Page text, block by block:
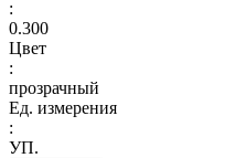
:
0.300
Цвет
:
прозрачный
Ед. измерения
:
УП.